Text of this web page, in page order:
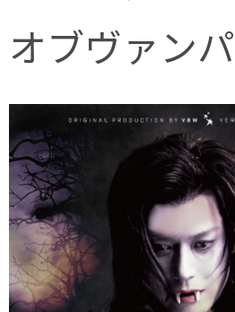
オブヴァンパ